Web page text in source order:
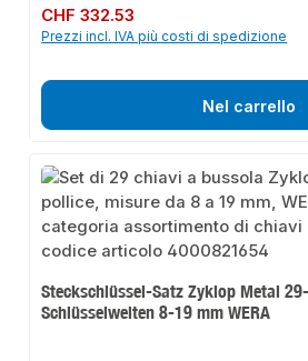
Prezzo normale:
CHF 332.53
Prezzi incl. IVA più costi di spedizione
Nel carrello
Steckschlüssel-Satz Zyklop Metal
Schlüsselweiten 8-19 mm WERA